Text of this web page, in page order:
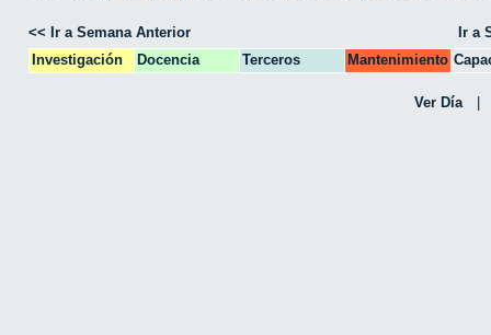
<< Ir a Semana Anterior
Ir a
Investigación
Docencia Terceros Mantenimiento
CPA
Ver Día